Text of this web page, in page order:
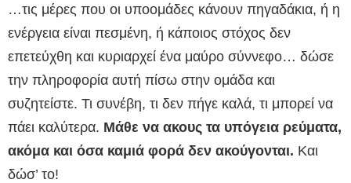
…τις μέρες που οι υποομάδες κάνουν πηγαδάκια, ή η
ενέργεια είναι πεσμένη, ή κάποιος στόχος δεν
επετεύχθη και κυριαρχεί ένα μαύρο σύννεφο… δώσε
την πληροφορία αυτή πίσω στην ομάδα και
συζητείστε. Τι συνέβη, τι δεν πήγε καλά, τι μπορεί να
πάει καλύτερα. Μάθε να ακους τα υπόγεια ρεύματα,
ακόμα και όσα καμιά φορά δεν ακούγονται. Και
δώσ’ το!